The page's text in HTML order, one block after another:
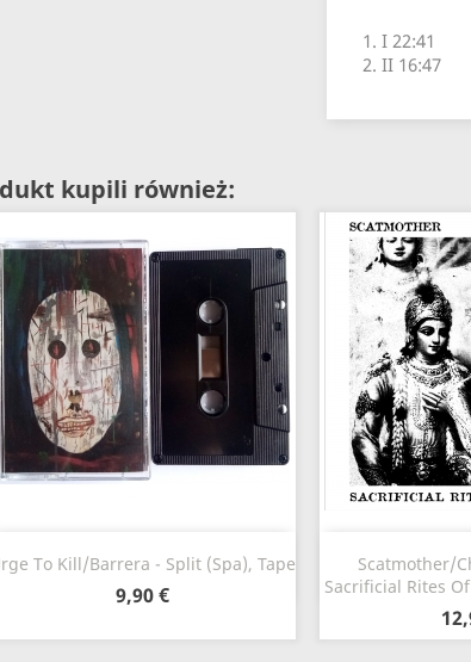
1. I 22:41
2. II 16:47
kupili również:
To Kill/Barrera - Split (Spa), Tape
9,90 €
Szybki podgląd
Scatmother/
Sacrificial Rites
